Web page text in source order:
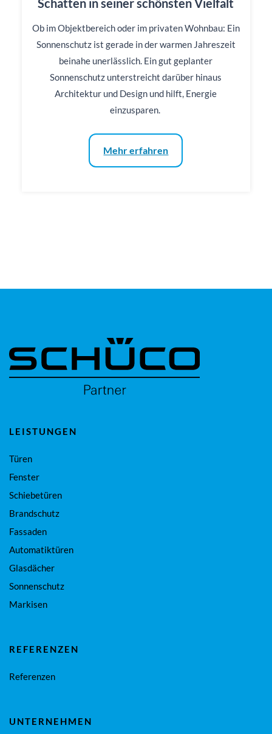
Schatten in seiner schönsten Vielfalt
Ob im Objektbereich oder im privaten Wohnbau: Ein
Sonnenschutz ist gerade in der warmen Jahreszeit
beinahe unerlässlich. Ein gut geplanter
Sonnenschutz unterstreicht darüber hinaus
Architektur und Design und hilft, Energie
einzusparen.
Mehr erfahren
LEISTUNGEN
Türen
Fenster
Schiebetüren
Brandschutz
Fassaden
Automatiktüren
Glasdächer
Sonnenschutz
Markisen
REFERENZEN
Referenzen
UNTERNEHMEN